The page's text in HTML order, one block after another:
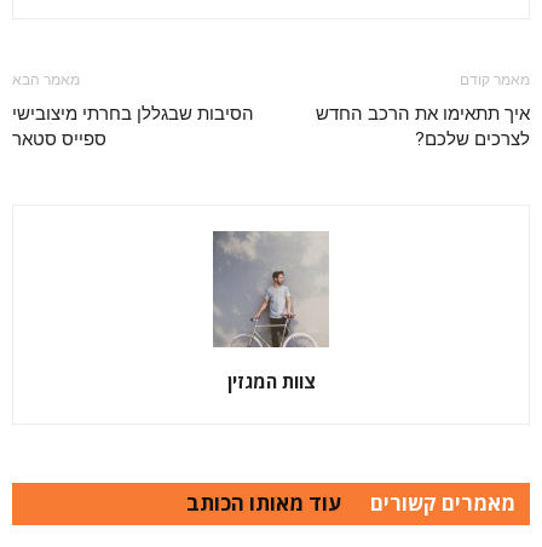
מאמר קודם
איך תתאימו את הרכב החדש
לצרכים שלכם?
מאמר הבא
הסיבות שבגללן בחרתי מיצובישי
ספייס סטאר
צוות המגזין
מאמרים קשורים עוד מאותו הכותב